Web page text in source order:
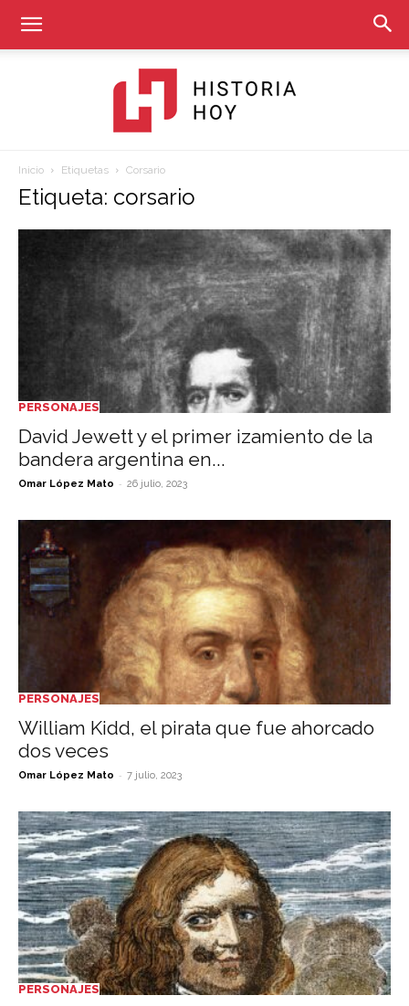
Hoy
Inicio Etiquetas Corsario
Etiqueta: corsario
PERSONAJES
David Jewett y el primer izamiento de la
bandera argentina en...
Omar López Mato - 26 julio, 2023
PERSONAJES
William Kidd, el pirata que fue ahorcado
dos veces
Omar López Mato - 7 julio, 2023
PERSONAJES